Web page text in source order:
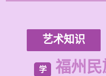
艺术知识
学 福州